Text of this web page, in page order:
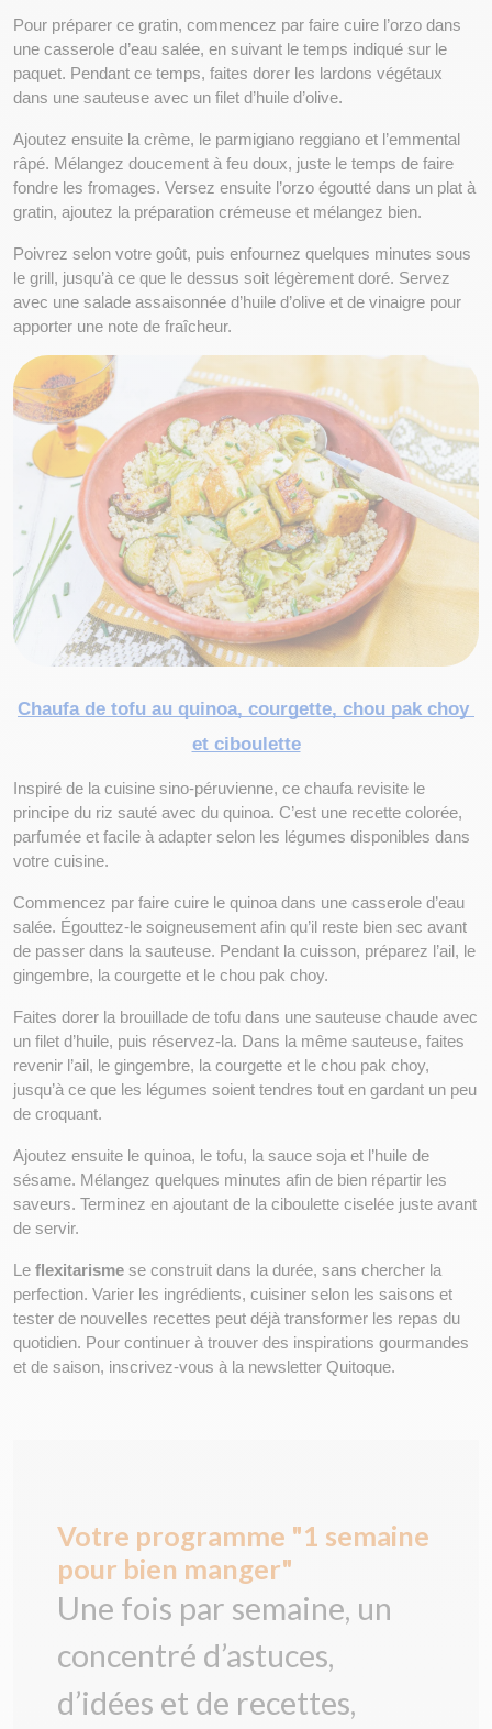
Pour préparer ce gratin, commencez par faire cuire l’orzo dans
une casserole d’eau salée, en suivant le temps indiqué sur le
paquet. Pendant ce temps, faites dorer les lardons végétaux
dans une sauteuse avec un filet d’huile d’olive.
Ajoutez ensuite la crème, le parmigiano reggiano et l’emmental
râpé. Mélangez doucement à feu doux, juste le temps de faire
fondre les fromages. Versez ensuite l’orzo égoutté dans un plat à
gratin, ajoutez la préparation crémeuse et mélangez bien.
Poivrez selon votre goût, puis enfournez quelques minutes sous
le grill, jusqu’à ce que le dessus soit légèrement doré. Servez
avec une salade assaisonnée d’huile d’olive et de vinaigre pour
apporter une note de fraîcheur.
Chaufa de tofu au quinoa, courgette, chou pak choy
et ciboulette
Inspiré de la cuisine sino-péruvienne, ce chaufa revisite le
principe du riz sauté avec du quinoa. C’est une recette colorée,
parfumée et facile à adapter selon les légumes disponibles dans
votre cuisine.
Commencez par faire cuire le quinoa dans une casserole d’eau
salée. Égouttez-le soigneusement afin qu’il reste bien sec avant
de passer dans la sauteuse. Pendant la cuisson, préparez l’ail, le
gingembre, la courgette et le chou pak choy.
Faites dorer la brouillade de tofu dans une sauteuse chaude avec
un filet d’huile, puis réservez-la. Dans la même sauteuse, faites
revenir l’ail, le gingembre, la courgette et le chou pak choy,
jusqu’à ce que les légumes soient tendres tout en gardant un peu
de croquant.
Ajoutez ensuite le quinoa, le tofu, la sauce soja et l’huile de
sésame. Mélangez quelques minutes afin de bien répartir les
saveurs. Terminez en ajoutant de la ciboulette ciselée juste avant
de servir.
Le flexitarisme se construit dans la durée, sans chercher la
perfection. Varier les ingrédients, cuisiner selon les saisons et
tester de nouvelles recettes peut déjà transformer les repas du
quotidien. Pour continuer à trouver des inspirations gourmandes
et de saison, inscrivez-vous à la newsletter Quitoque.
Votre programme "1 semaine
pour bien manger"
Une fois par semaine, un
concentré d’astuces,
d’idées et de recettes,